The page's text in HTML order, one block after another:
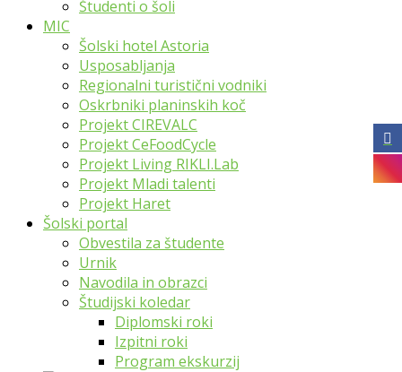
Študenti o šoli
MIC
Šolski hotel Astoria
Usposabljanja
Regionalni turistični vodniki
Oskrbniki planinskih koč
Projekt CIREVALC
Projekt CeFoodCycle
Projekt Living RIKLI.Lab
Projekt Mladi talenti
Projekt Haret
Šolski portal
Obvestila za študente
Urnik
Navodila in obrazci
Študijski koledar
Diplomski roki
Izpitni roki
Program ekskurzij